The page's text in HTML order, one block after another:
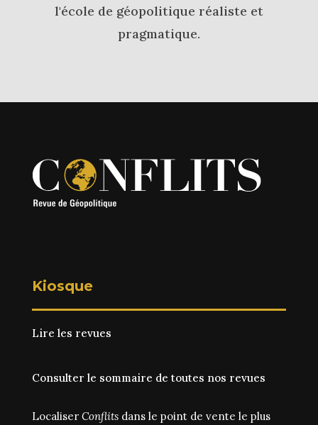
l'école de géopolitique réaliste et
pragmatique.
Kiosque
Lire les revues
Consulter le sommaire de toutes nos revues
Localiser Conflitsdans le point de vente le plus